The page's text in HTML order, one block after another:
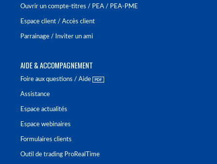
Ouvrir un compte-titres / PEA / PEA-PME
Espace client / Accès client
Parrainage / Inviter un ami
AIDE & ACCOMPAGNEMENT
Foire aux questions / Aide
Assistance
Espace actualités
Espace webinaires
Formulaires clients
Outil de trading ProRealTime